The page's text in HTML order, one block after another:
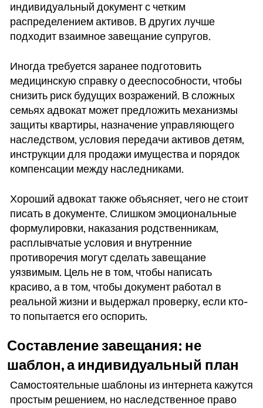
индивидуальный документ с четким
распределением активов. В других лучше
подходит взаимное завещание супругов.
Иногда требуется заранее подготовить
медицинскую справку о дееспособности, чтобы
снизить риск будущих возражений. В сложных
семьях адвокат может предложить механизмы
защиты квартиры, назначение управляющего
наследством, условия передачи активов детям,
инструкции для продажи имущества и порядок
компенсации между наследниками.
Хороший адвокат также объясняет, чего не стоит
писать в документе. Слишком эмоциональные
формулировки, наказания родственникам,
расплывчатые условия и внутренние
противоречия могут сделать завещание
уязвимым. Цель не в том, чтобы написать
красиво, а в том, чтобы документ работал в
реальной жизни и выдержал проверку, если кто-
то попытается его оспорить.
Составление завещания: не
шаблон, а индивидуальный план
Самостоятельные шаблоны из интернета кажутся
простым решением, но наследственное право